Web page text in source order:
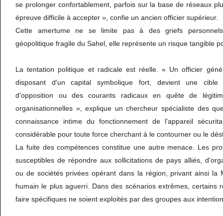
se prolonger confortablement, parfois sur la base de réseaux
épreuve difficile à accepter », confie un ancien officier supérieur.
Cette amertume ne se limite pas à des griefs
géopolitique fragile du Sahel, elle représente un risque tangible
La tentation politique et radicale est réelle. « Un officier
disposant d'un capital symbolique fort, devient une cible
d'opposition ou des courants radicaux en quête de
organisationnelles », explique un chercheur spécialiste des
connaissance intime du fonctionnement de l'appareil
considérable pour toute force cherchant à le contourner ou le
La fuite des compétences constitue une autre menace. Les
susceptibles de répondre aux sollicitations de pays alliés,
ou de sociétés privées opérant dans la région, privant ainsi la
humain le plus aguerri. Dans des scénarios extrêmes, certains
faire spécifiques ne soient exploités par des groupes aux